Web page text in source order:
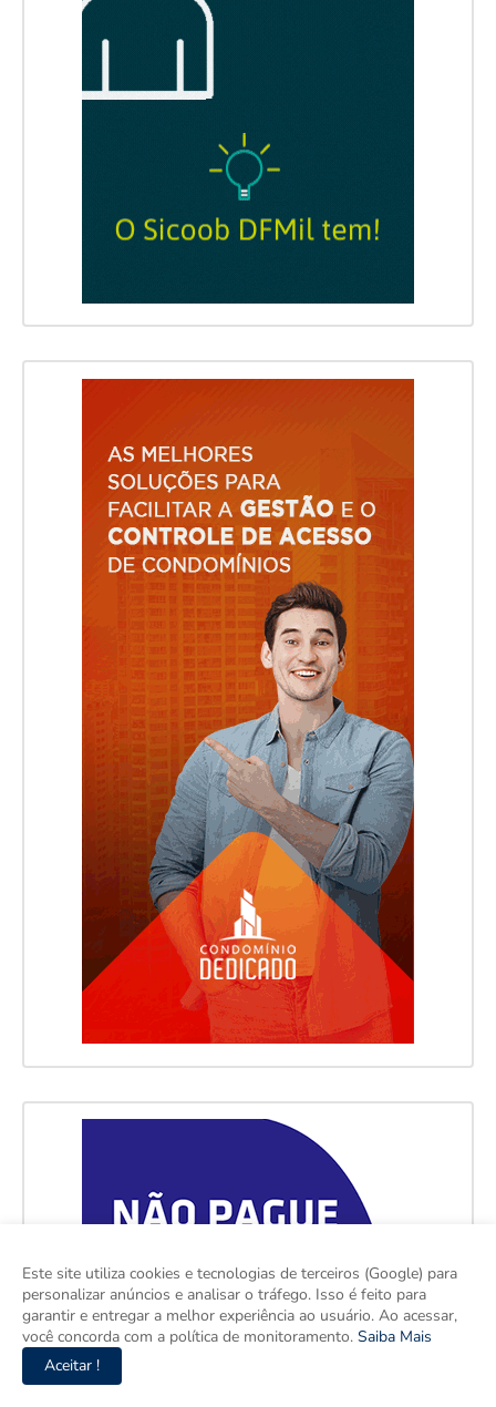
Este site utiliza cookies e tecnologias de terceiros (Google) para
personalizar anúncios e analisar o tráfego. Isso é feito para
garantir e entregar a melhor experiência ao usuário. Ao acessar,
você concorda com a política de monitoramento. Saiba Mais
Aceitar !